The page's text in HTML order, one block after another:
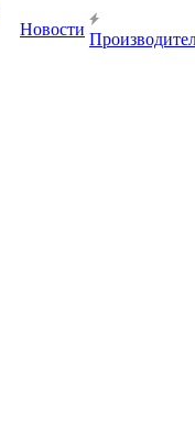
Новости